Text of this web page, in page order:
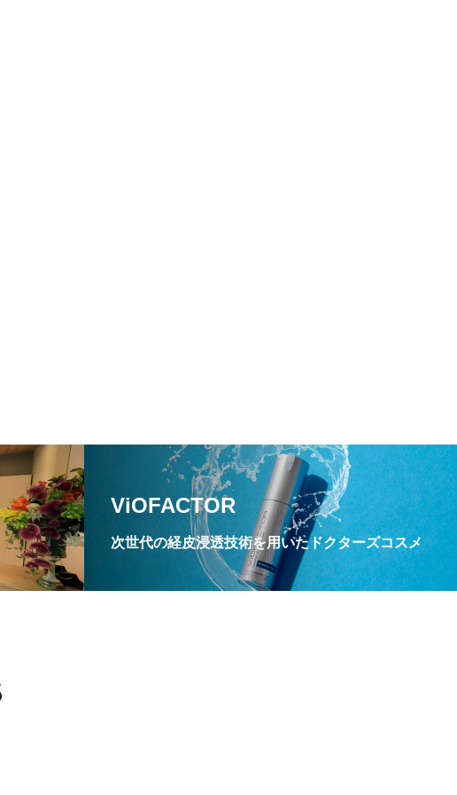
ViOFACTOR
次世代の経皮浸透技術を用いたドクターズコスメ